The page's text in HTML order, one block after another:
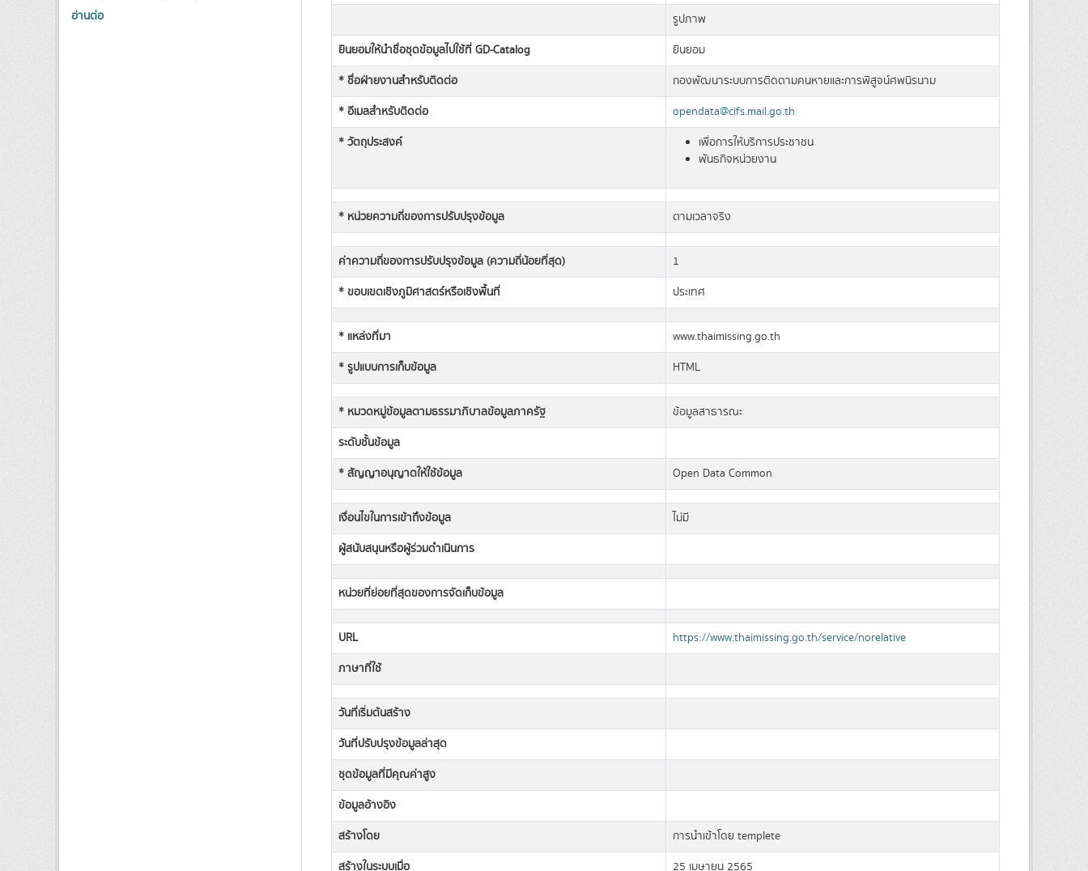
อ่านต่อ
รูปภาพ
ยินยอมให้นำชื่อชุดข้อมูลไปใช้ที่ GD-Catalog
ยินยอม
* ชื่อฝ่ายงานสำหรับติดต่อ
กองพัฒนาระบบการติดตามคนหายและการพิสูจน์ศพนิรนาม
* อีเมลสำหรับติดต่อ
opendata@cifs.mail.go.th
* วัตถุประสงค์
เพื่อการให้บริการประชาชน
พันธกิจหน่วยงาน
* หน่วยความถี่ของการปรับปรุงข้อมูล ตามเวลาจริง
ค่าความถี่ของการปรับปรุงข้อมูล (ความถี่น้อยที่สุด)
1
* ขอบเขตเชิงภูมิศาสตร์หรือเชิงพื้นที่
ประเทศ
* แหล่งที่มา
www.thaimissing.go.th
* รูปแบบการเก็บข้อมูล
HTML
* หมวดหมู่ข้อมูลตามธรรมาภิบาลข้อมูลภาครัฐ
ข้อมูลสาธารณะ
ระดับชั้นข้อมูล
* สัญญาอนุญาตให้ใช้ข้อมูล
Open Data Common
เงื่อนไขในการเข้าถึงข้อมูล
ไม่มี
ผู้สนับสนุนหรือผู้ร่วมดำเนินการ
หน่วยที่ย่อยที่สุดของการจัดเก็บข้อมูล
URL
https://www.thaimissing.go.th/service/norelative
ภาษาที่ใช้
วันที่เริ่มต้นสร้าง
วันที่ปรับปรุงข้อมูลล่าสุด
ชุดข้อมูลที่มีคุณค่าสูง
ข้อมูลอ้างอิง
สร้างโดย
การนำเข้าโดย templete
สร้างในระบบเมื่อ
25 เมษายน 2565